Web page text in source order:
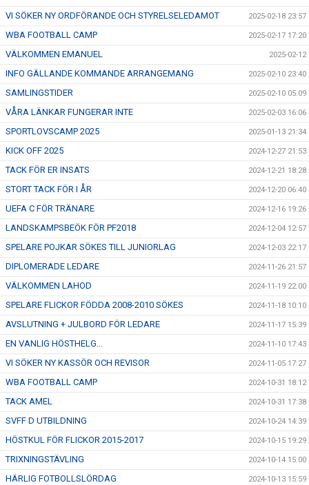
VI SÖKER NY ORDFÖRANDE OCH STYRELSELEDAMOT 2025-02-18 23:57
WBA FOOTBALL CAMP 2025-02-17 17:20
VÄLKOMMEN EMANUEL 2025-02-12
INFO GÄLLANDE KOMMANDE ARRANGEMANG 2025-02-10 23:40
SAMLINGSTIDER 2025-02-10 05:09
VÅRA LÄNKAR FUNGERAR INTE 2025-02-03 16:06
SPORTLOVSCAMP 2025 2025-01-13 21:34
KICK OFF 2025 2024-12-27 21:53
TACK FÖR ER INSATS 2024-12-21 18:28
STORT TACK FÖR I ÅR 2024-12-20 06:40
UEFA C FÖR TRÄNARE 2024-12-16 19:26
LANDSKAMPSBEÖK FÖR PF2018 2024-12-04 12:57
SPELARE POJKAR SÖKES TILL JUNIORLAG 2024-12-03 22:17
DIPLOMERADE LEDARE 2024-11-26 21:57
VÄLKOMMEN LAHOD 2024-11-19 22:00
SPELARE FLICKOR FÖDDA 2008-2010 SÖKES 2024-11-18 10:10
AVSLUTNING + JULBORD FÖR LEDARE 2024-11-17 15:39
EN VANLIG HÖSTHELG... 2024-11-10 17:43
VI SÖKER NY KASSÖR OCH REVISOR 2024-11-05 17:27
WBA FOOTBALL CAMP 2024-10-31 18:12
TACK AMEL 2024-10-31 17:38
SVFF D UTBILDNING 2024-10-24 14:39
HÖSTKUL FÖR FLICKOR 2015-2017 2024-10-15 19:29
TRIXNINGSTÄVLING 2024-10-14 15:00
HÄRLIG FOTBOLLSLÖRDAG 2024-10-13 15:59